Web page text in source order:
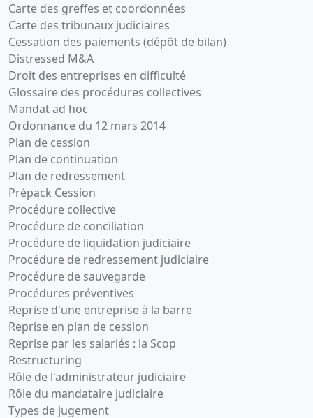
Carte des greffes et coordonnées
Carte des tribunaux judiciaires
Cessation des paiements (dépôt de bilan)
Distressed M&A
Droit des entreprises en difficulté
Glossaire des procédures collectives
Mandat ad hoc
Ordonnance du 12 mars 2014
Plan de cession
Plan de continuation
Plan de redressement
Prépack Cession
Procédure collective
Procédure de conciliation
Procédure de liquidation judiciaire
Procédure de redressement judiciaire
Procédure de sauvegarde
Procédures préventives
Reprise d'une entreprise à la barre
Reprise en plan de cession
Reprise par les salariés : la Scop
Restructuring
Rôle de l'administrateur judiciaire
Rôle du mandataire judiciaire
Types de jugement